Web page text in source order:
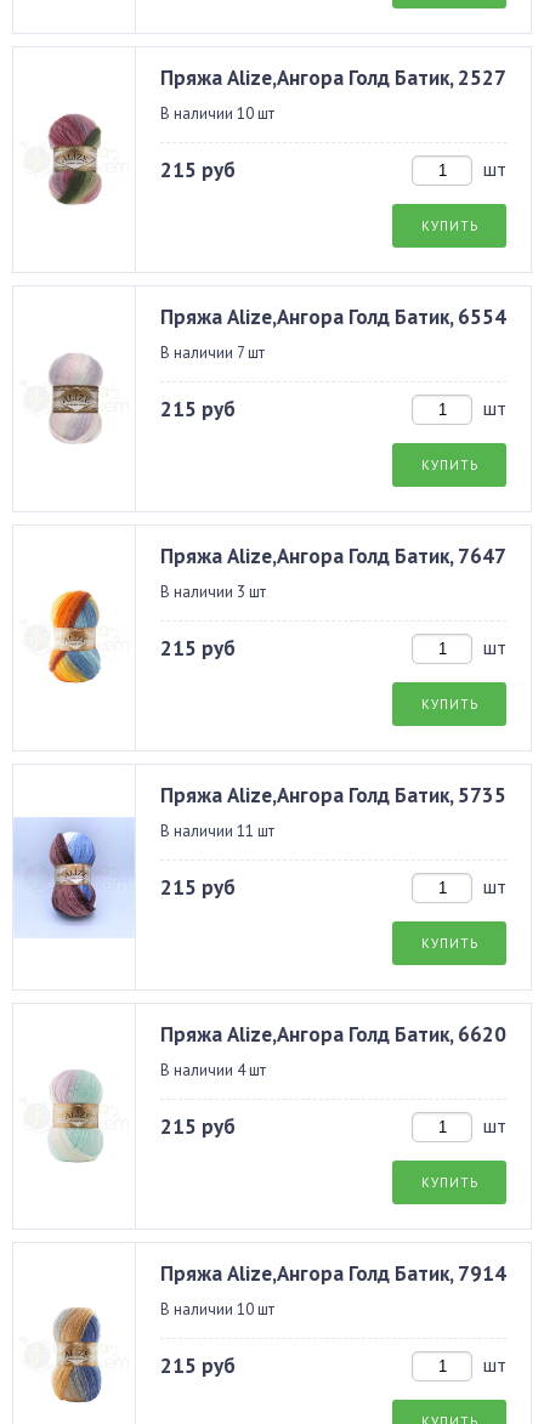
Пряжа Alize,Ангора Голд Батик, 2527
В наличии 10 шт
215 руб шт
КУПИТЬ
Пряжа Alize,Ангора Голд Батик, 6554
В наличии 7 шт
215 руб шт
КУПИТЬ
Пряжа Alize,Ангора Голд Батик, 7647
В наличии 3 шт
215 руб шт
КУПИТЬ
Пряжа Alize,Ангора Голд Батик, 5735
В наличии 11 шт
215 руб шт
КУПИТЬ
Пряжа Alize,Ангора Голд Батик, 6620
В наличии 4 шт
215 руб шт
КУПИТЬ
Пряжа Alize,Ангора Голд Батик, 7914
В наличии 10 шт
215 руб шт